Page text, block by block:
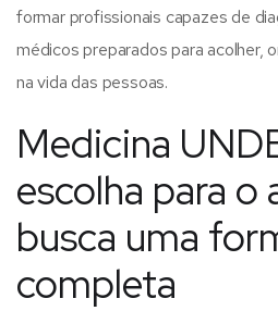
formar profissionais capazes de
médicos preparados para acolher,
na vida das pessoas.
Medicina
escolha para o
busca uma
completa